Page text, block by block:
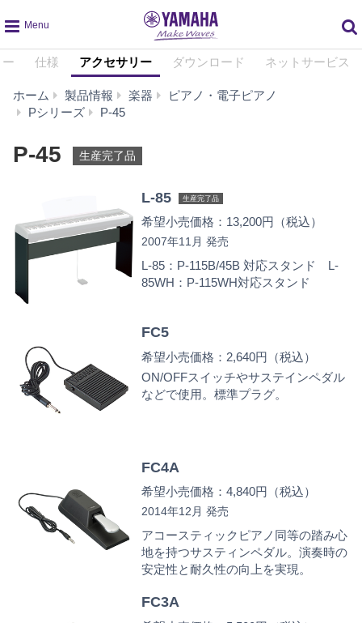
global
navigation
仕様 アクセサリー ダウンロード ネットサービス
ホーム 製品情報 楽器
ピアノ・電子ピアノ
Pシリーズ
P-45
セ
サ
P-45 生産完了品
L-85 生産完了品
希望小売価格：13,200円（税込）
2007年11月 発売
L-85：P-115B/45B 対応スタンド L-
85WH：P-115WH対応スタンド
FC5
希望小売価格：2,640円（税込）
ON/OFFスイッチやサステインペダル
などで使用。標準プラグ。
FC4A
希望小売価格：4,840円（税込）
2014年12月 発売
アコースティックピアノ同等の踏み心
地を持つサスティンペダル。演奏時の
安定性と耐久性の向上を実現。
FC3A